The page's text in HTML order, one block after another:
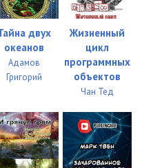
двух
океанов
Адамов
Григорий
Жизненный
цикл
программных
объектов
Чан Тед